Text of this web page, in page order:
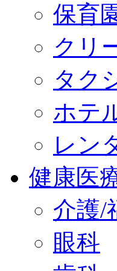
保育
クリ
タク
ホテ
レン
健康医
介護/
眼科